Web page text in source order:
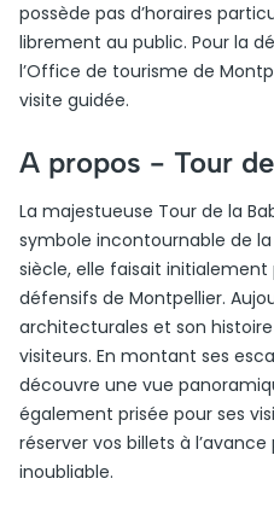
possède pas d’horaires
librement au public. Pour la
l’Office de tourisme de
visite guidée.
A propos - Tour
La majestueuse Tour de la
symbole incontournable de la
siècle, elle faisait
défensifs de Montpellier.
architecturales et son
visiteurs. En montant ses
découvre une vue
également prisée pour ses
réserver vos billets à
inoubliable.